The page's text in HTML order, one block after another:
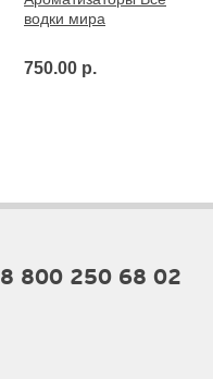
водки мира
750.00 р.
8 800 250 68 02